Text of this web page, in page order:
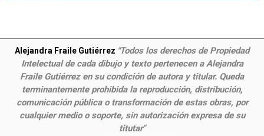
Alejandra Fraile Gutiérrez "Todos los derechos de Propiedad
Intelectual de cada dibujo y texto pertenecen a Alejandra
Fraile Gutiérrez en su condición de autora y titular. Queda
terminantemente prohibida la reproducción, distribución,
comunicación pública o transformación de estas obras, por
cualquier medio o soporte, sin autorización expresa de su
titutar"